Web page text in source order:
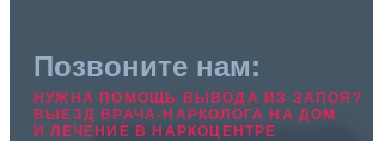
Позвоните нам:
НУЖНА ПОМОЩЬ ВЫВОДА ИЗ ЗАПОЯ?
ВЫЕЗД ВРАЧА-НАРКОЛОГА НА ДОМ
И ЛЕЧЕНИЕ В НАРКОЦЕНТРЕ